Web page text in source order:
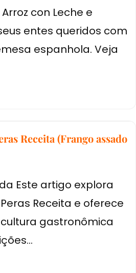
con Leche e
entes queridos com
espanhola. Veja
Receita (Frango assado
Este artigo explora
Receita e oferece
gastronômica